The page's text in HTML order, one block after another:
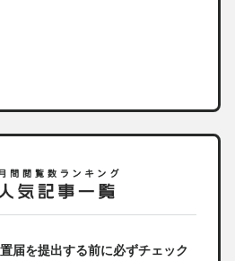
届を提出する前に必ずチェック